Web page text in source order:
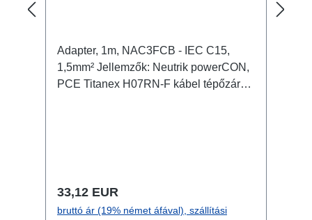
Adapter, 1m, NAC3FCB - IEC C15,
1,5mm² Jellemzők: Neutrik powerCON,
PCE Titanex H07RN-F kábel tépőzáras
Normál ár:
33,12 EUR
bruttó ár (19% német áfával), szállítási